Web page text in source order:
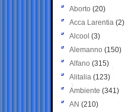
Aborto (20)
Acca Larentia (2)
Alcool (3)
Alemanno (150)
Alfano (315)
Alitalia (123)
Ambiente (341)
AN (210)